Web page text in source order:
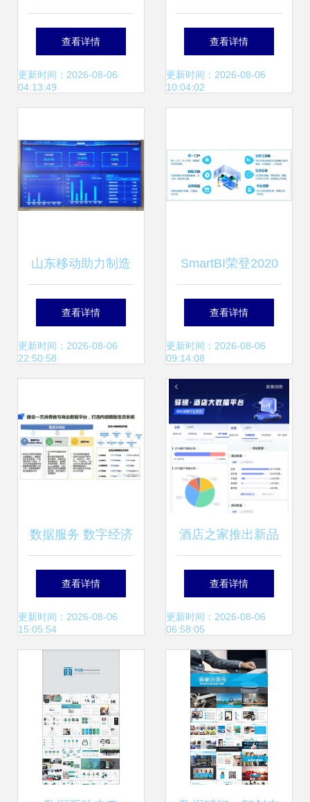
发展 中创以自主创
新驱动节能数据服
查看详情
更新时间：2026-08-06
04:13:49
有多少费用打了水
漂？数据服务的真
查看详情
更新时间：2026-08-06
10:04:02
山东移动助力制造
业转型升级 数字化
透明工厂激活实体
查看详情
更新时间：2026-08-06
22:50:58
SmartBI荣登2020
大数据产业创新服
务产品榜 数据服务
领域的卓越突破
查看详情
更新时间：2026-08-06
09:14:08
数据服务 数字经济
时代的核心驱动力
查看详情
更新时间：2026-08-06
15:05:54
酒店之家推出新品
驿镜 用数据服务点
亮酒店业的未来
查看详情
更新时间：2026-08-06
06:58:05